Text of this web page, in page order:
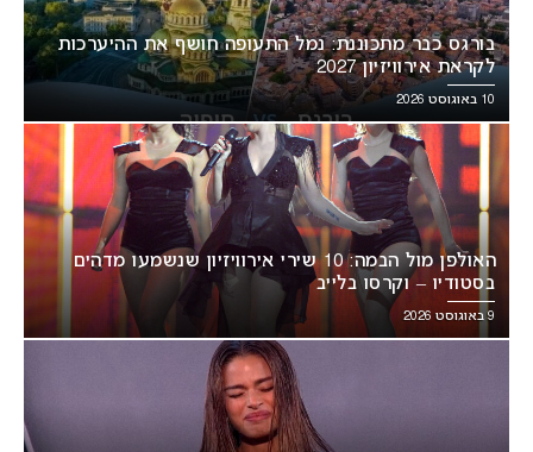
בורגס כבר מתכוננת: נמל התעופה חושף את ההיערכות
לקראת אירוויזיון 2027
10 באוגוסט 2026
האולפן מול הבמה: 10 שירי אירוויזיון שנשמעו מדהים
בסטודיו – וקרסו בלייב
9 באוגוסט 2026